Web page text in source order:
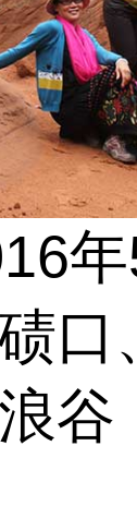
口
谷